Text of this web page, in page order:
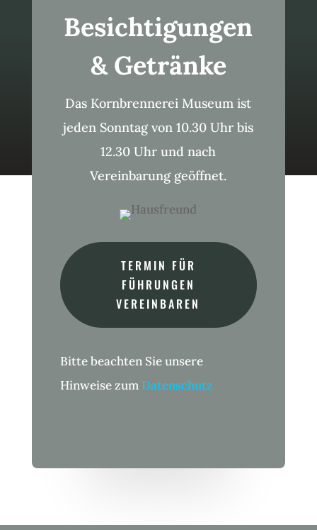
Besichtigungen
& Getränke
Das Kornbrennerei Museum ist
jeden Sonntag von 10.30 Uhr bis
12.30 Uhr und nach
Vereinbarung geöffnet.
TERMIN FÜR
FÜHRUNGEN
VEREINBAREN
Bitte beachten Sie unsere
Hinweise zum Datenschutz